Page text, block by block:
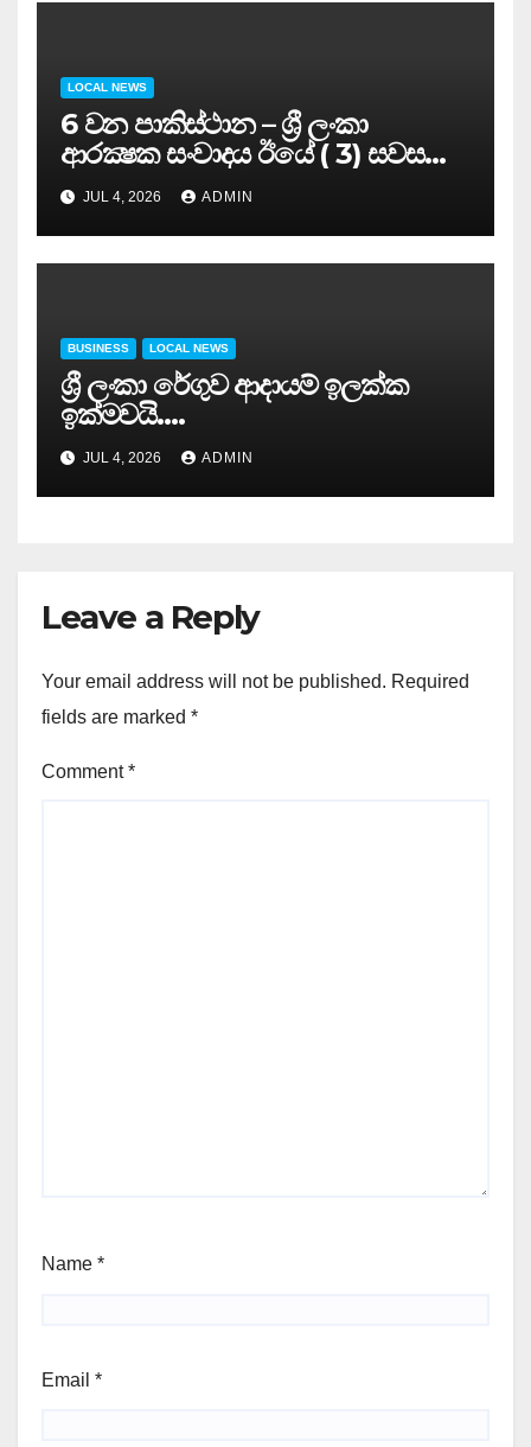
LOCAL NEWS
6 වන පාකිස්ථාන – ශ්‍රී ලංකා
ආරක්‍ෂක සංවාදය ඊයේ ( 3) සවස
සාර්ථකව අවසන් කරයි..
JUL 4, 2026 ADMIN
BUSINESS LOCAL NEWS
ශ්‍රී ලංකා රේගුව ආදායම් ඉලක්ක
ඉක්මවයි….
JUL 4, 2026 ADMIN
Leave a Reply
Your email address will not be published. Required
fields are marked *
Comment*
Name *
Email *